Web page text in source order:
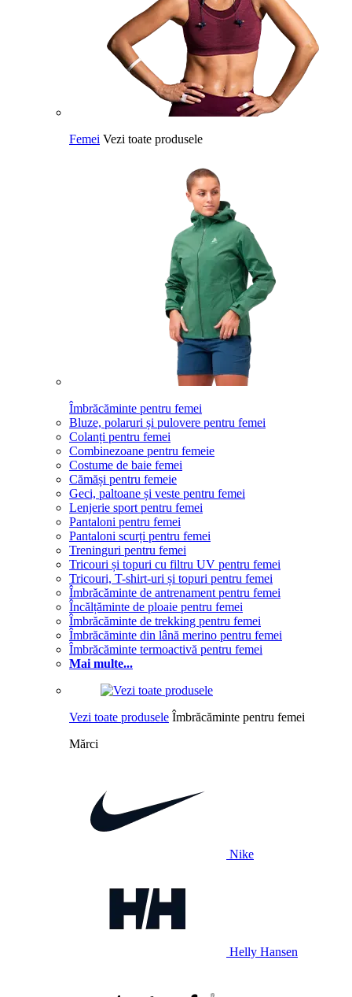
Femei Vezi toate produsele
Îmbrăcăminte pentru femei
Bluze, polaruri și pulovere pentru femei
Colanți pentru femei
Combinezoane pentru femeie
Costume de baie femei
Cămăși pentru femeie
Geci, paltoane și veste pentru femei
Lenjerie sport pentru femei
Pantaloni pentru femei
Pantaloni scurți pentru femei
Treninguri pentru femei
Tricouri și topuri cu filtru UV pentru femei
Tricouri, T-shirt-uri și topuri pentru femei
Îmbrăcăminte de antrenament pentru femei
Încălțăminte de ploaie pentru femei
Îmbrăcăminte de trekking pentru femei
Îmbrăcăminte din lână merino pentru femei
Îmbrăcăminte termoactivă pentru femei
Mai multe...
Vezi toate produsele Îmbrăcăminte pentru femei
Mărci
Nike
Helly Hansen